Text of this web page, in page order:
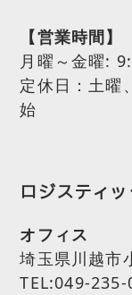
【営業時間】
月曜～金曜:
定休日：土曜
始
ロジスティ
オフィス
埼玉県川越市
TEL:049-235-